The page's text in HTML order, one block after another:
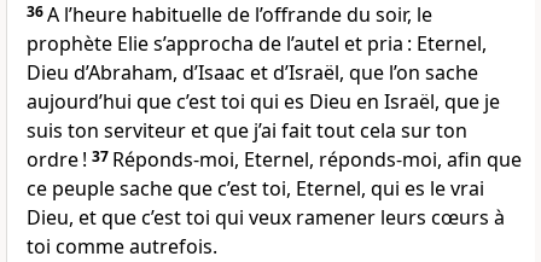
36A l’heure habituelle de l’offrande du soir, le
prophète Elie s’approcha de l’autel et pria : Eternel,
Dieu d’Abraham, d’Isaac et d’Israël, que l’on sache
aujourd’hui que c’est toi qui es Dieu en Israël, que je
suis ton serviteur et que j’ai fait tout cela sur ton
ordre ! 37 Réponds-moi, Eternel, réponds-moi, afin que
ce peuple sache que c’est toi, Eternel, qui es le vrai
Dieu, et que c’est toi qui veux ramener leurs cœurs à
toi comme autrefois.